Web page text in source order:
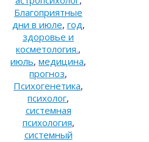
Благоприятные
дни в июле, год,
здоровье и
косметология.,
июль, медицина,
прогноз,
Психогенетика,
психолог,
системная
психология,
системный